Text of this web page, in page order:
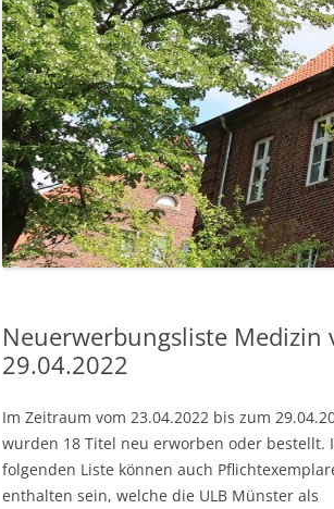
E-
Neuerwerbungsliste Medizin
29.04.2022
Im Zeitraum vom 23.04.2022 bis zum
wurden 18 Titel neu erworben oder bestellt.
folgenden Liste können auch
enthalten sein, welche die ULB Münster als